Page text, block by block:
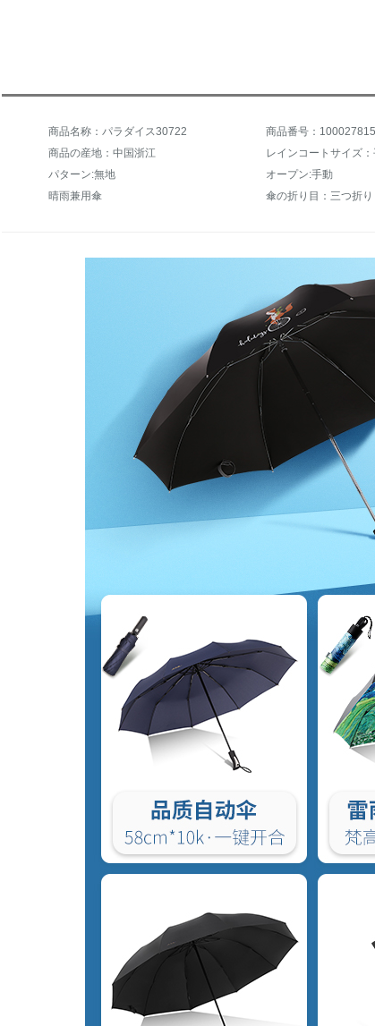
商品名称：パラダイス30722 商品番号：
商品の産地：中国浙江
レインコートサイズ
パターン:無地
オープン:手動
晴雨兼用傘
傘の折り目：三つ折り